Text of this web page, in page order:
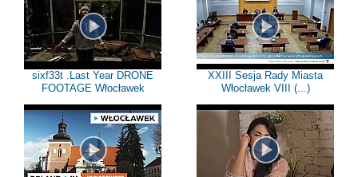
sixf33t .Last Year DRONE
FOOTAGE Włocławek
XXIII Sesja Rady Miasta
Włocławek VIII (...)